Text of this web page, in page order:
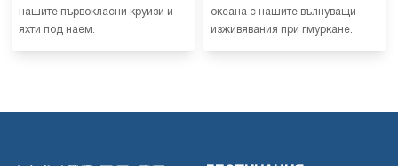
нашите първокласни круизи и
яхти под наем.
океана с нашите вълнуващи
изживявания при гмуркане.